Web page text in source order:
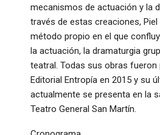
mecanismos de actuación y la
través de estas creaciones,
método propio en el que
la actuación, la dramaturgia
teatral. Todas sus obras fueron
Editorial Entropía en 2015 y su
actualmente se presenta en la
Teatro General San Martín.